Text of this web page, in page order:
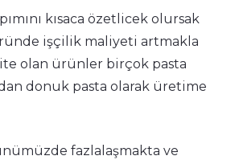
kısaca özetlicek olursak
işçilik maliyeti artmakla
olan ürünler birçok pasta
donuk pasta olarak üretime
fazlalaşmakta ve